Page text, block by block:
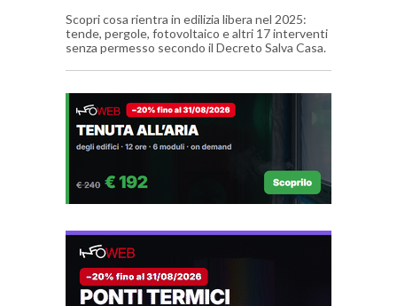
Scopri cosa rientra in edilizia libera nel 2025:
tende, pergole, fotovoltaico e altri 17 interventi
senza permesso secondo il Decreto Salva Casa.